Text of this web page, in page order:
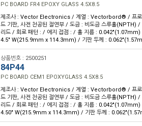
PC BOARD FR4 EPOXY GLASS 4.5X8.5
제조사 : Vector Electronics / 계열 : Vectorbord® / 프로
드 기판, 사전 천공된 절연부 / 도금 : 비도금 스루홀(NPTH)
리드 / 회로 패턴 : / 에지 접점 : / 홀 지름 :
4.5" W(215.9mm x 114.3mm) / 기판 두께 :
상품번호 : 2500251
84P44
PC BOARD CEM1 EPOXYGLASS 4.5X8.5
제조사 : Vector Electronics / 계열 : Vectorbord® / 프로
드 기판, 사전 천공된 절연부 / 도금 : 비도금 스루홀(NPTH)
리드 / 회로 패턴 : / 에지 접점 : / 홀 지름 :
4.50" W(215.9mm x 114.3mm) / 기판 두께 :